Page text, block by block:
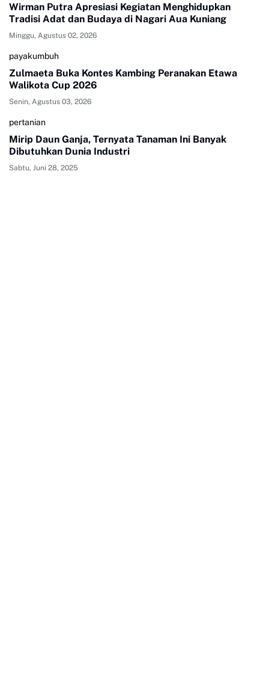
Wirman Putra Apresiasi Kegiatan Menghidupkan
Tradisi Adat dan Budaya di Nagari Aua Kuniang
Minggu, Agustus 02, 2026
payakumbuh
Zulmaeta Buka Kontes Kambing Peranakan Etawa
Walikota Cup 2026
Senin, Agustus 03, 2026
pertanian
Mirip Daun Ganja, Ternyata Tanaman Ini Banyak
Dibutuhkan Dunia Industri
Sabtu, Juni 28, 2025